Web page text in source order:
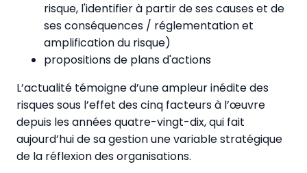
risque, l'identifier à partir de ses causes et de
ses conséquences / réglementation et
amplification du risque)
propositions de plans d'actions
L’actualité témoigne d’une ampleur inédite des
risques sous l’effet des cinq facteurs à l’œuvre
depuis les années quatre-vingt-dix, qui fait
aujourd’hui de sa gestion une variable stratégique
de la réflexion des organisations.